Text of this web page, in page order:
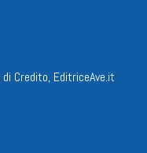
Credito, EditriceAve.it